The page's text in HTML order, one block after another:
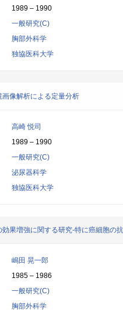
1989 – 1990
一般研究(C)
胸部外科学
独協医科大学
像解析による定量分析
高崎 悦司
1989 – 1990
一般研究(C)
泌尿器科学
独協医科大学
効果増強に関する研究-特に癌細胞の
嶋田 晃一郎
1985 – 1986
一般研究(C)
胸部外科学